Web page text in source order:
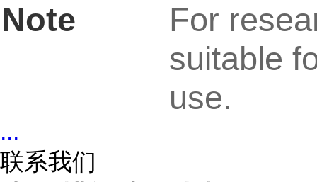
Note
For
suitable
use.
...
联系我们